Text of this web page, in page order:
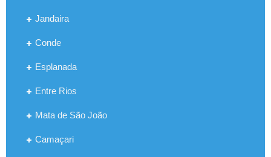
Jandaira
Conde
Esplanada
Entre Rios
Mata de São João
Camaçari